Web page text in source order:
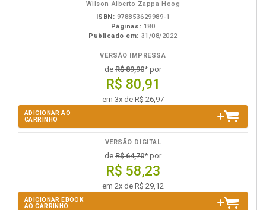
Wilson Alberto Zappa Hoog
ISBN: 978853629989-1
Páginas: 180
Publicado em: 31/08/2022
VERSÃO IMPRESSA
de R$ 89,90* por
R$ 80,91
em 3x de R$ 26,97
ADICIONAR AO
CARRINHO
VERSÃO DIGITAL
de R$ 64,70* por
R$ 58,23
em 2x de R$ 29,12
ADICIONAR EBOOK
AO CARRINHO